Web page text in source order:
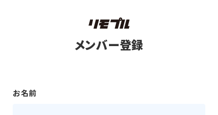
メンバー登録
お名前